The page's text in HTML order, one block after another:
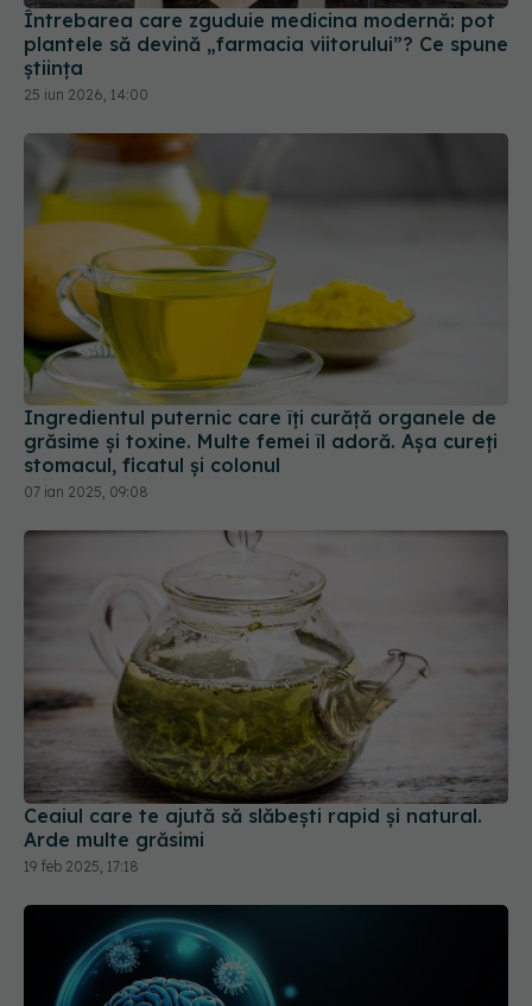
Întrebarea care zguduie medicina modernă: pot
plantele să devină „farmacia viitorului”? Ce spune
știința
25 iun 2026, 14:00
Ingredientul puternic care îți curăță organele de
grăsime și toxine. Multe femei îl adoră. Așa cureți
stomacul, ficatul și colonul
07 ian 2025, 09:08
Ceaiul care te ajută să slăbești rapid și natural.
Arde multe grăsimi
19 feb 2025, 17:18